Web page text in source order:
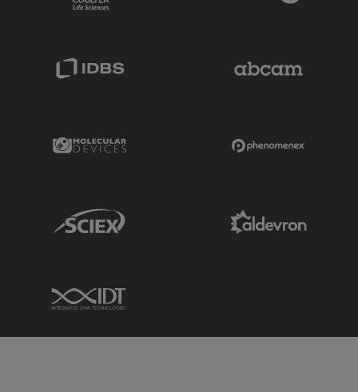
Molecular Devices Link
Sciex Link
IDT Link